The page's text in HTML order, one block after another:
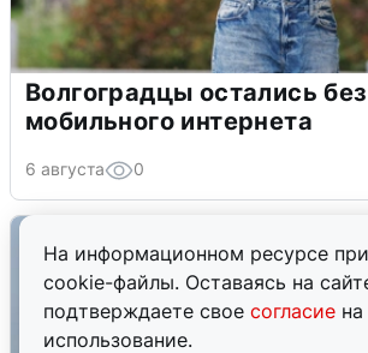
На информационном ресурсе
cookie-файлы. Оставаясь на
подтверждаете свое согласие
использование.
Волгоградцы остались без
мобильного интернета
6 августа 0